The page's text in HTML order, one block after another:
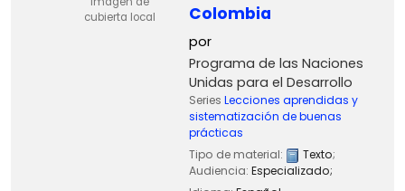
cubierta local
Colombia
por
Programa de las Naciones
Unidas para el Desarrollo
Series Lecciones aprendidas y
sistematización de buenas
prácticas
Tipo de material:
Texto;
Audiencia: Especializado;